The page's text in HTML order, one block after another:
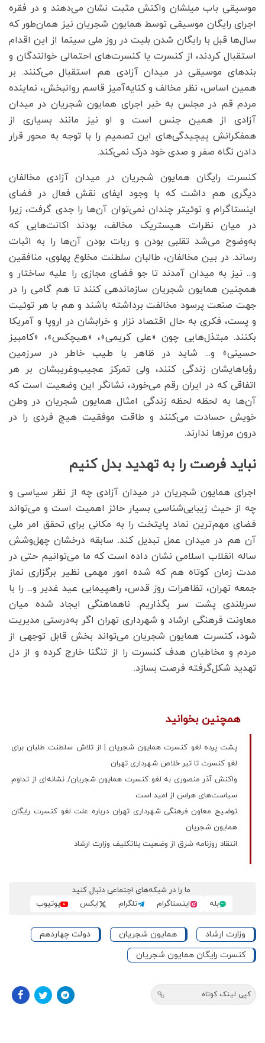
موسیقی باب میلشان واکنش مثبت نشان می‌دهند و در فقره
اجرای رایگان موسیقی توسط همایون شجریان نیز همان‌طور که
سال‌ها قبل با رایگان شدن بلیت در روز ملی سینما از این اقدام
استقبال کردند، از کنسرت یا کنسرت‌های احتمالی خوانندگان و
بند‌های موسیقی در میدان آزادی هم استقبال می‌کنند. بر
همین اساس، نظر مخالف و کنایه‌آمیز قاسم روانبخش، نماینده
مردم قم در مجلس به خبر اجرای همایون شجریان در میدان
آزادی از همین جنس است و او نیز مانند بسیاری از
همفکرانش پیچیدگی‌های این تصمیم را با توجه به محور قرار
دادن نگاه صفر و صدی خود درک نمی‌کند.
کنسرت رایگان همایون شجریان در میدان آزادی مخالفان
دیگری هم داشت که با وجود ایفای نقش فعال در فضای
اینستاگرام و توئیتر چندان نمی‌توان آن‌ها را جدی گرفت، زیرا
در میان نظرات هیستریک مخالف، بودند اکانت‌هایی که
به‌وضوح می‌شد تقلبی بودن و ربات بودن آن‌ها را به اثبات
رساند. در بین مخالفان، طالبان سلطنت مخلوع پهلوی، منافقین
و... نیز به میدان آمدند تا جو فضای مجازی را علیه ساختار و
همچنین همایون شجریان سازماندهی کنند تا هم گامی را در
جهت صنعت پرسود مخالفت برداشته باشند و هم با هر توئیت
و پست، فکری به حال اقتصاد نزار و خرابشان در اروپا و آمریکا
بکنند. مبتذل‌هایی چون «علی کریمی»، «هیچکس»، «کامبیز
حسینی» و... شاید در ظاهر با طیب خاطر در سرزمین
رؤیا‌هایشان زندگی کنند، ولی تمرکز عجیب‌وغریبشان بر هر
اتفاقی که در ایران رقم می‌خورد، نشانگر این وضعیت است که
آن‌ها به لحظه لحظه زندگی امثال همایون شجریان در وطن
خویش حسادت می‌کنند و طاقت موفقیت هیچ فردی را در
درون مرز‌ها ندارند.
نباید فرصت را به تهدید بدل کنیم
اجرای همایون شجریان در میدان آزادی چه از نظر سیاسی و
چه از حیث زیبایی‌شناسی بسیار حائز اهمیت است و می‌تواند
فضای مهم‌ترین نماد پایتخت را به مکانی برای تحقق امر ملی
آن هم در میدان عمل تبدیل کند. سابقه درخشان چهل‌وشش
ساله انقلاب اسلامی نشان داده است که ما می‌توانیم حتی در
مدت زمان کوتاه هم که شده امور مهمی نظیر برگزاری نماز
جمعه تهران، تظاهرات روز قدس، راهپیمایی عید غدیر و... را با
سربلندی پشت سر بگذاریم. ناهماهنگی ایجاد شده میان
معاونت فرهنگی ارشاد و شهرداری تهران اگر به‌درستی مدیریت
شود، کنسرت همایون شجریان می‌تواند بخش قابل توجهی از
مردم و مخاطبان هدف کنسرت را از تنگنا خارج کرده و از دل
تهدید شکل‌گرفته فرصت بسازد.
همچنین بخوانید
پشت پرده لغو کنسرت همایون شجریان | از تلاش سلطنت طلبان برای
لغو کنسرت تا تیر خلاص شهرداری تهران
واکنش آذر منصوری به لغو کنسرت همایون شجریان/ نشانه‌ای از تداوم
سیاست‌های هراس از امید است
توضیح معاون فرهنگی شهرداری تهران درباره علت لغو کنسرت رایگان
همایون شجریان
انتقاد روزنامه شرق از وضعیت بلاتکلیف وزارت ارشاد
ما را در شبکه‌های اجتماعی دنبال کنید
بله
اینستاگرام تلگرام ایکس یوتیوب
وزارت ارشاد همایون شجریان
دولت چهاردهم
کنسرت رایگان همایون شجریان
کپی لینک کوتاه